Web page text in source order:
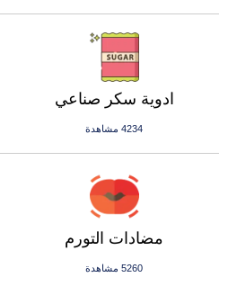
ادوية سكر صناعي
4234 مشاهدة
مضادات التورم
5260 مشاهدة